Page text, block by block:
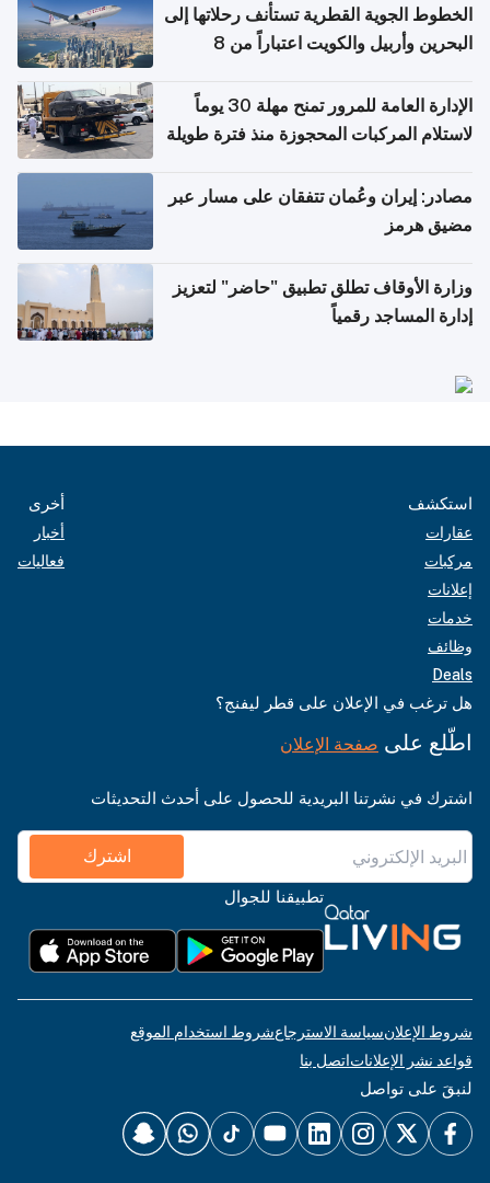
الخطوط الجوية القطرية تستأنف رحلاتها إلى
البحرين وأربيل والكويت اعتباراً من 8
الإدارة العامة للمرور تمنح مهلة 30 يوماً
لاستلام المركبات المحجوزة منذ فترة طويلة
مصادر: إيران وعُمان تتفقان على مسار عبر
مضيق هرمز
وزارة الأوقاف تطلق تطبيق "حاضر" لتعزيز
إدارة المساجد رقمياً
استكشف
عقارات
مركبات
إعلانات
خدمات
وظائف
Deals
أخرى
أخبار
فعاليات
هل ترغب في الإعلان على قطر ليفنج؟
اطّلع على صفحة الإعلان
اشترك في نشرتنا البريدية للحصول على أحدث التحديثات
اشترك
تطبيقنا للجوال
شروط الإعلانسياسة الاسترجاعشروط استخدام الموقع
قواعد نشر الإعلاناتاتصل بنا
لنبقَ على تواصل